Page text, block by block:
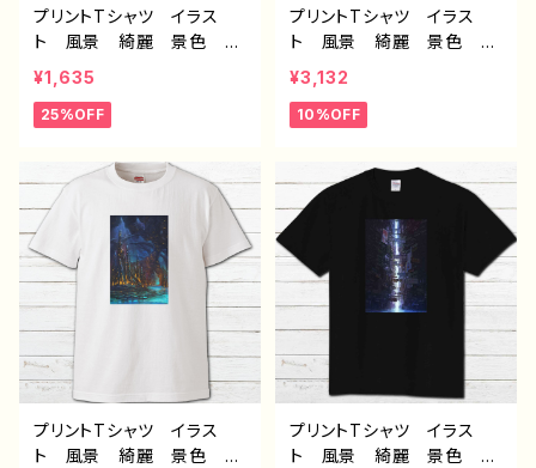
プリントTシャツ イラス
ト 風景 綺麗 景色 美
しい エモい かっこい
い メンズ レディース
おしゃれ 個性的 おすす
ー 絵師 クリエイター
白 半袖シャツ デザイ
ン コラボ オリジナル
デザイン グッズ タイト
ル：第２の故郷 作：J.タネ
¥1,635
25%OFF
プリントTシャツ イラス
ト 風景 綺麗 景色 美
しい エモい かっこい
い メンズ レディース
おしゃれ 個性的 おすす
ー 絵師 クリエイター
黒 半袖シャツ デザイ
ン コラボ オリジナル
デザイン グッズ タイト
ル：海底洞窟都市 作：J.タ
¥3,132
10%OFF
プリントTシャツ イラス
ト 風景 綺麗 景色 美
プリントTシャツ イラス
ト 風景 綺麗 景色 美